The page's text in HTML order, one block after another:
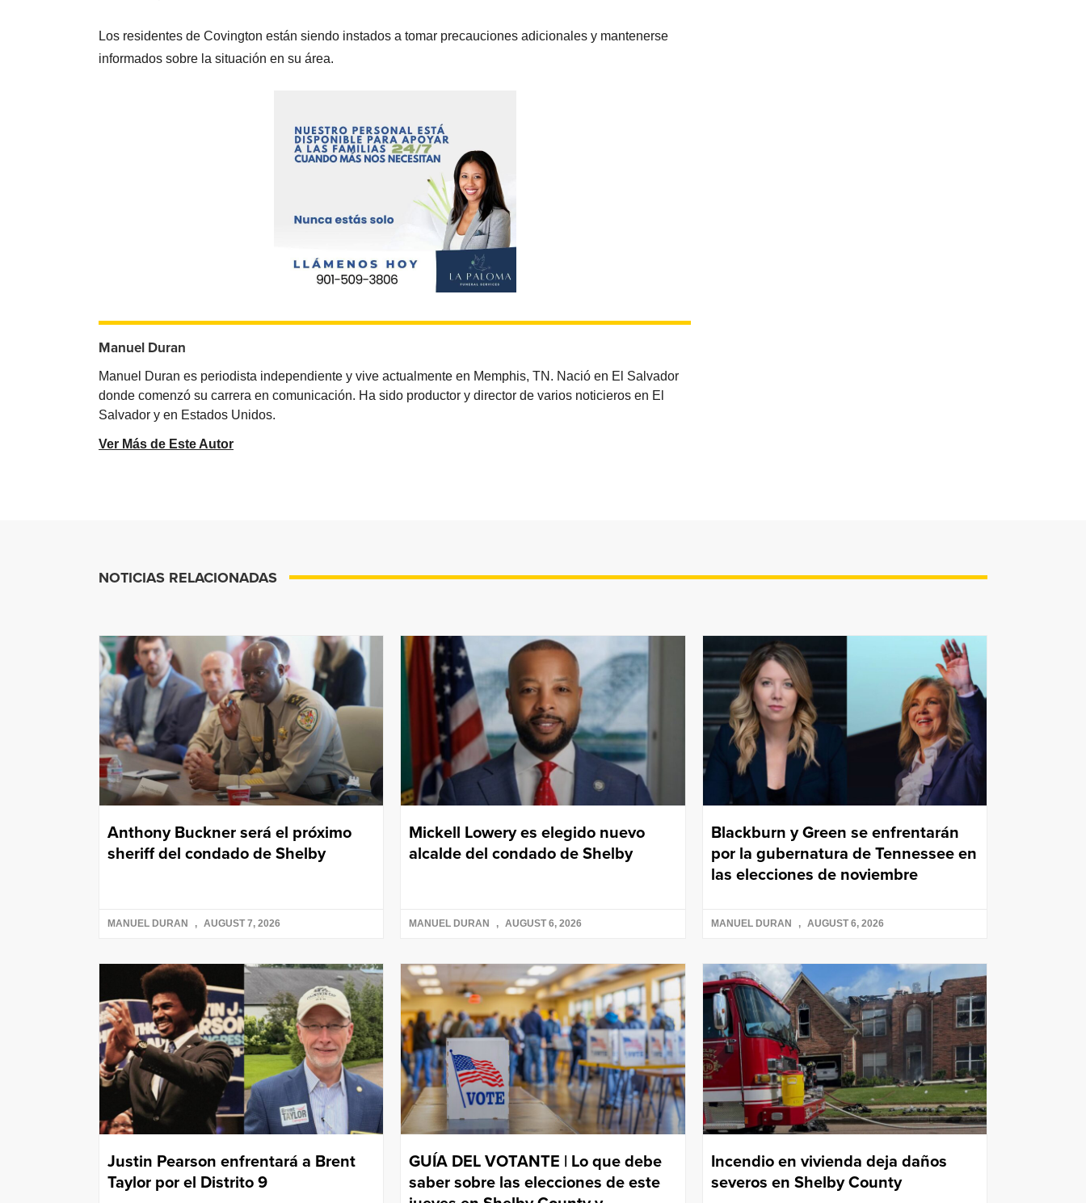
Los residentes de Covington están siendo instados a tomar precauciones adicionales y mantenerse
informados sobre la situación en su área.
Manuel Duran
Manuel Duran es periodista independiente y vive actualmente en Memphis, TN. Nació en El Salvador
donde comenzó su carrera en comunicación. Ha sido productor y director de varios noticieros en El
Salvador y en Estados Unidos.
Ver Más de Este Autor
NOTICIAS RELACIONADAS
Anthony Buckner será el próximo
sheriff del condado de Shelby
MANUEL DURAN AUGUST 7, 2026
Mickell Lowery es elegido nuevo
alcalde del condado de Shelby
MANUEL DURAN AUGUST 6, 2026
Blackburn y Green se enfrentarán
por la gubernatura de Tennessee en
las elecciones de noviembre
MANUEL DURAN AUGUST 6, 2026
Justin Pearson enfrentará a Brent
Taylor por el Distrito 9
GUÍA DEL VOTANTE | Lo que debe
saber sobre las elecciones de este
Incendio en vivienda deja daños
severos en Shelby County